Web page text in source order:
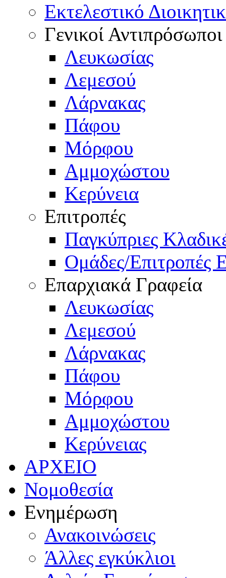
Εκτελεστικό
Γενικοί Αντιπρόσωποι
Λευκωσίας
Λεμεσού
Λάρνακας
Πάφου
Μόρφου
Αμμοχώστου
Κερύνεια
Επιτροπές
Παγκύπριες
Ομάδες/Επιτροπές
Επαρχιακά Γραφεία
Λευκωσίας
Λεμεσού
Λάρνακας
Πάφου
Μόρφου
Αμμοχώστου
Κερύνειας
ΑΡΧΕΙΟ
Νομοθεσία
Ενημέρωση
Ανακοινώσεις
Άλλες εγκύκλιοι